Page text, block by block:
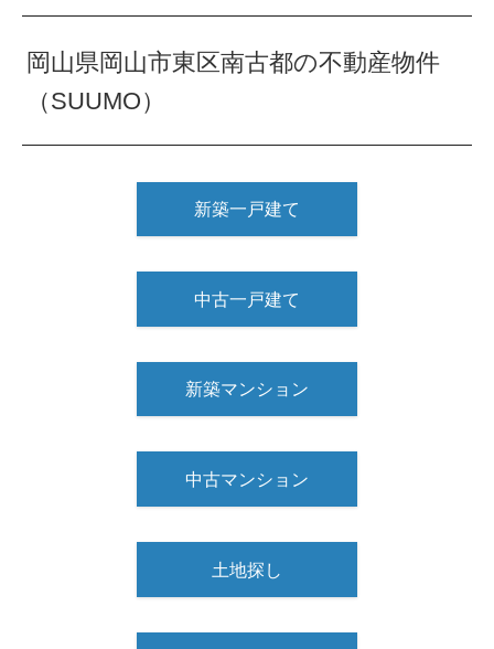
岡山県岡山市東区南古都の不動産物件
（SUUMO）
新築一戸建て
中古一戸建て
新築マンション
中古マンション
土地探し